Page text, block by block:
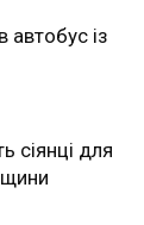
автобус із
сіянці для